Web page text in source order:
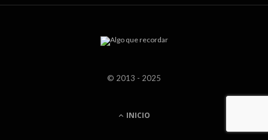
© 2013 - 2025
INICIO